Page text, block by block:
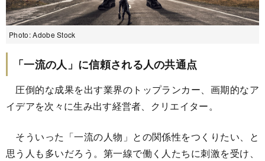
Photo: Adobe Stock
「一流の人」に信頼される人の共通点
圧倒的な成果を出す業界のトップランカー、画期的なア
イデアを次々に生み出す経営者、クリエイター。
そういった「一流の人物」との関係性をつくりたい、と
思う人も多いだろう。第一線で働く人たちに刺激を受け、